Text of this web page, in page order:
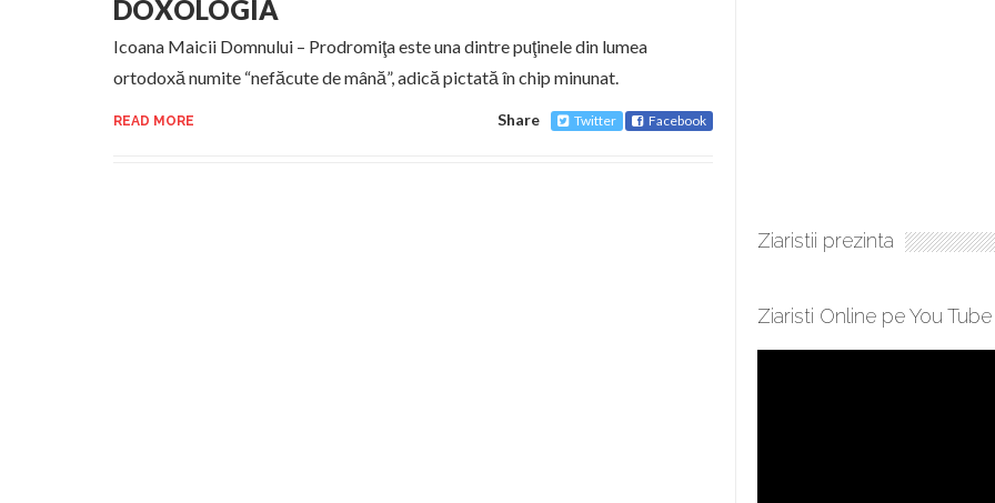
DOXOLOGIA
Icoana Maicii Domnului – Prodromiţa este una dintre puţinele din lumea
ortodoxă numite “nefăcute de mână”, adică pictată în chip minunat.
READ MORE Share Twitter Facebook
Ziaristii prezinta
Ziaristi Online pe You Tube